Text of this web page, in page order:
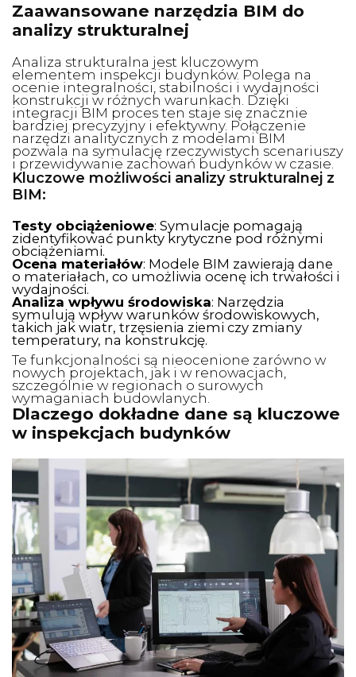
Zaawansowane narzędzia BIM do
analizy strukturalnej
Analiza strukturalna jest kluczowym
elementem inspekcji budynków. Polega na
ocenie integralności, stabilności i wydajności
konstrukcji w różnych warunkach. Dzięki
integracji BIM proces ten staje się znacznie
bardziej precyzyjny i efektywny. Połączenie
narzędzi analitycznych z modelami BIM
pozwala na symulację rzeczywistych scenariuszy
i przewidywanie zachowań budynków w czasie.
Kluczowe możliwości analizy strukturalnej z
BIM:
Testy obciążeniowe: Symulacje pomagają
zidentyfikować punkty krytyczne pod różnymi
obciążeniami.
Ocena materiałów: Modele BIM zawierają dane
o materiałach, co umożliwia ocenę ich trwałości i
wydajności.
Analiza wpływu środowiska: Narzędzia
symulują wpływ warunków środowiskowych,
takich jak wiatr, trzęsienia ziemi czy zmiany
temperatury, na konstrukcję.
Te funkcjonalności są nieocenione zarówno w
nowych projektach, jak i w renowacjach,
szczególnie w regionach o surowych
wymaganiach budowlanych.
Dlaczego dokładne dane są kluczowe
w inspekcjach budynków